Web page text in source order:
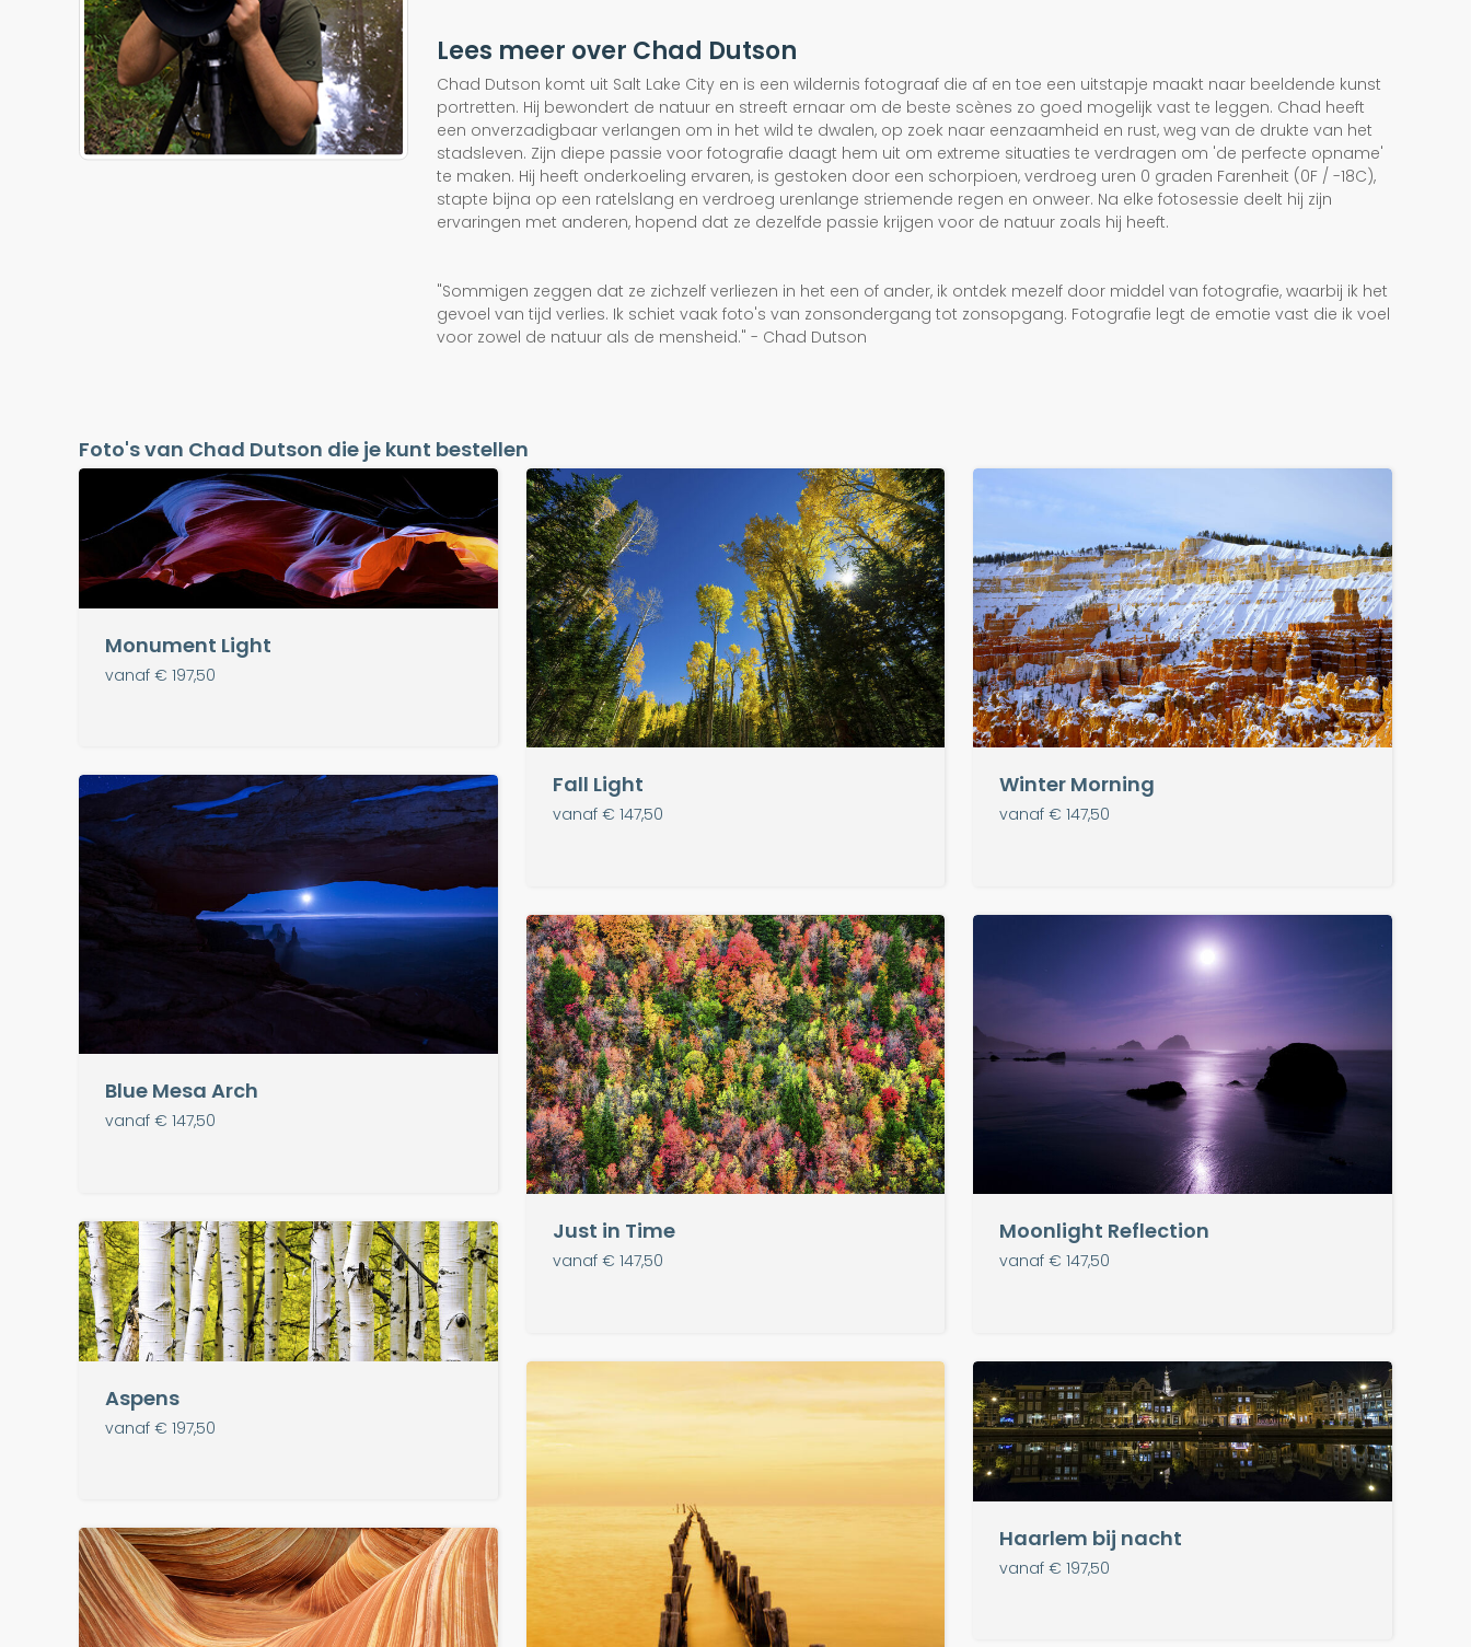
Lees meer over Chad Dutson
Chad Dutson komt uit Salt Lake City en is een wildernis fotograaf die af en toe een uitstapje maakt naar beeldende kunst
portretten. Hij bewondert de natuur en streeft ernaar om de beste scènes zo goed mogelijk vast te leggen. Chad heeft
een onverzadigbaar verlangen om in het wild te dwalen, op zoek naar eenzaamheid en rust, weg van de drukte van het
stadsleven. Zijn diepe passie voor fotografie daagt hem uit om extreme situaties te verdragen om 'de perfecte opname'
te maken. Hij heeft onderkoeling ervaren, is gestoken door een schorpioen, verdroeg uren 0 graden Farenheit (0F / -18C),
stapte bijna op een ratelslang en verdroeg urenlange striemende regen en onweer. Na elke fotosessie deelt hij zijn
ervaringen met anderen, hopend dat ze dezelfde passie krijgen voor de natuur zoals hij heeft.
"Sommigen zeggen dat ze zichzelf verliezen in het een of ander, ik ontdek mezelf door middel van fotografie, waarbij ik het
gevoel van tijd verlies. Ik schiet vaak foto's van zonsondergang tot zonsopgang. Fotografie legt de emotie vast die ik voel
voor zowel de natuur als de mensheid." - Chad Dutson
Foto's van Chad Dutson die je kunt bestellen
Monument Light
vanaf € 197,50
Fall Light
vanaf € 147,50
Winter Morning
vanaf € 147,50
Blue Mesa Arch
vanaf € 147,50
Just in Time
vanaf € 147,50
Moonlight Reflection
vanaf € 147,50
Aspens
vanaf € 197,50
Haarlem bij nacht
vanaf € 197,50